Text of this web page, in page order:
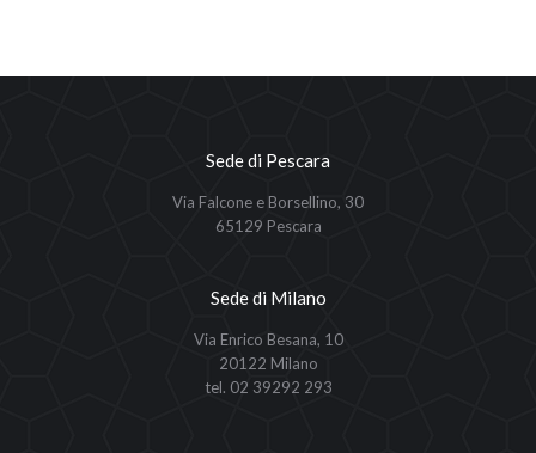
Sede di Pescara
Via Falcone e Borsellino, 30
65129 Pescara
Sede di Milano
Via Enrico Besana, 10
20122 Milano
tel. 02 39292 293